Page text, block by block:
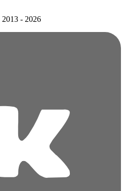
2013 - 2026